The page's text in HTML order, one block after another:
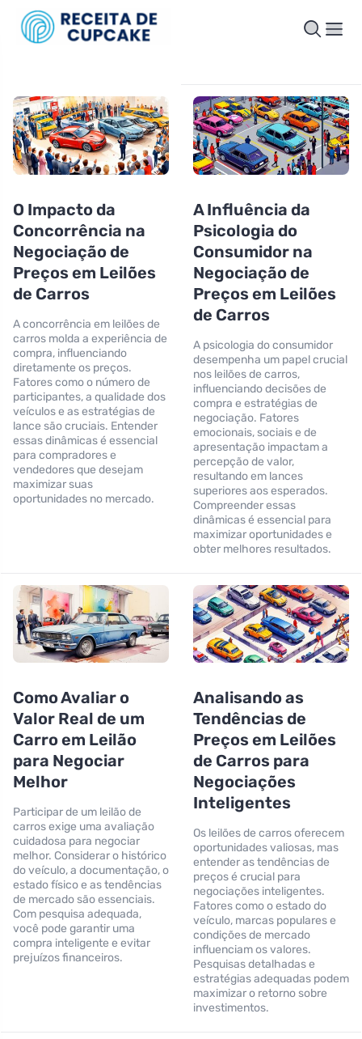
O Impacto da
Concorrência na
Negociação de
Preços em Leilões
de Carros
A concorrência em leilões de
carros molda a experiência de
compra, influenciando
diretamente os preços.
Fatores como o número de
participantes, a qualidade dos
veículos e as estratégias de
lance são cruciais. Entender
essas dinâmicas é essencial
para compradores e
vendedores que desejam
maximizar suas
oportunidades no mercado.
A Influência da
Psicologia do
Consumidor na
Negociação de
Preços em Leilões
de Carros
A psicologia do consumidor
desempenha um papel crucial
nos leilões de carros,
influenciando decisões de
compra e estratégias de
negociação. Fatores
emocionais, sociais e de
apresentação impactam a
percepção de valor,
resultando em lances
superiores aos esperados.
Compreender essas
dinâmicas é essencial para
maximizar oportunidades e
obter melhores resultados.
Como Avaliar o
Valor Real de um
Carro em Leilão
para Negociar
Melhor
Participar de um leilão de
carros exige uma avaliação
cuidadosa para negociar
melhor. Considerar o histórico
do veículo, a documentação, o
estado físico e as tendências
de mercado são essenciais.
Com pesquisa adequada,
você pode garantir uma
compra inteligente e evitar
prejuízos financeiros.
Analisando as
Tendências de
Preços em Leilões
de Carros para
Negociações
Inteligentes
Os leilões de carros oferecem
oportunidades valiosas, mas
entender as tendências de
preços é crucial para
negociações inteligentes.
Fatores como o estado do
veículo, marcas populares e
condições de mercado
influenciam os valores.
Pesquisas detalhadas e
estratégias adequadas podem
maximizar o retorno sobre
investimentos.